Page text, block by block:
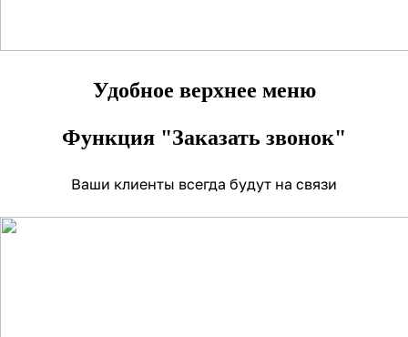
Удобное верхнее меню
Функция "Заказать звонок"
Ваши клиенты всегда будут на связи